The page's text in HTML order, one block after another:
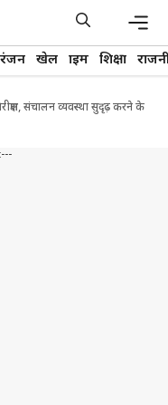
खेल क्राइम शिक्षा
संचालन व्यवस्था सुदृढ़ करने के